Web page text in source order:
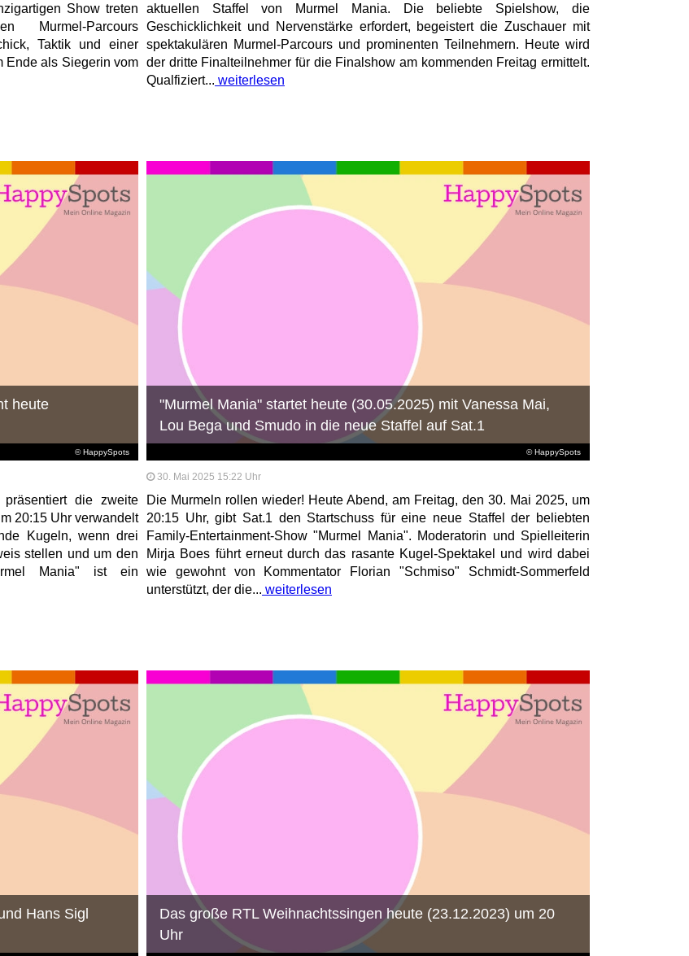
Show treten
Murmel-Parcours
Taktik und einer
Ende als Siegerin vom
aktuellen Staffel von Murmel Mania. Die beliebte Spielshow, die
Geschicklichkeit und Nervenstärke erfordert, begeistert die Zuschauer mit
spektakulären Murmel-Parcours und prominenten Teilnehmern. Heute wird
der dritte Finalteilnehmer für die Finalshow am kommenden Freitag ermittelt.
Qualfiziert... weiterlesen
© HappySpots
heute
die zweite
20:15 Uhr verwandelt
Kugeln, wenn drei
stellen und um den
Mania" ist ein
© HappySpots
"Murmel Mania" startet heute (30.05.2025) mit Vanessa Mai,
Lou Bega und Smudo in die neue Staffel auf Sat.1
30. Mai 2025 15:22 Uhr
Die Murmeln rollen wieder! Heute Abend, am Freitag, den 30. Mai 2025, um
20:15 Uhr, gibt Sat.1 den Startschuss für eine neue Staffel der beliebten
Family-Entertainment-Show "Murmel Mania". Moderatorin und Spielleiterin
Mirja Boes führt erneut durch das rasante Kugel-Spektakel und wird dabei
wie gewohnt von Kommentator Florian "Schmiso" Schmidt-Sommerfeld
unterstützt, der die... weiterlesen
Hans Sigl
Das große RTL Weihnachtssingen heute (23.12.2023) um 20
Uhr